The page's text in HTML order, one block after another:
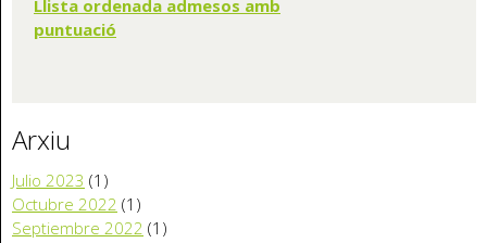
Llista ordenada admesos amb
puntuació
Arxiu
Julio 2023 (1)
Octubre 2022 (1)
Septiembre 2022 (1)